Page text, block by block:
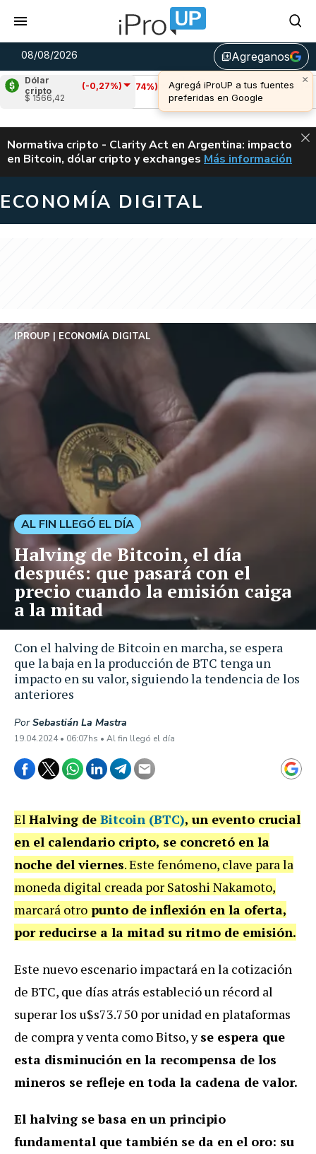
08/08/2026 library_addAgreganos
Dólar
cripto
(-0,27%)
$ 1566,42
Cardano
(-0,74%)
u$s 0,20
Avalanche (2,29%)
u$s 6,52
ALERTA
Normativa cripto - Clarity Act en Argentina: impacto
en Bitcoin, dólar cripto y exchanges CLARITY ACT EN
Más información
ECONOMÍA DIGITAL
Con el halving de Bitcoin en marcha, se espera
que la baja en la producción de BTC tenga un
impacto en su valor, siguiendo la tendencia de los
anteriores
IPROUP ECONOMÍA DIGITAL
PorSebastián La Mastra
19.04.2024 • 06:07hs • Al fin llegó el día
AL FIN LLEGÓ EL DÍA
Halving de Bitcoin, el día
después: que pasará con el
precio cuando la emisión caiga
a la mitad
El Halving de Bitcoin (BTC), un evento crucial
en el calendario cripto, se concretó en la
noche del viernes. Este fenómeno, clave para la
moneda digital creada por Satoshi Nakamoto,
marcará otro punto de inflexión en la oferta,
por reducirse a la mitad su ritmo de emisión.
Este nuevo escenario impactará en la cotización
de BTC, que días atrás estableció un récord al
superar los u$s73.750 por unidad en plataformas
de compra y venta como Bitso, yse espera que
esta disminución en la recompensa de los
mineros se refleje en toda la cadena de valor.
El halving se basa en un principio
fundamental que también se da en el oro: su